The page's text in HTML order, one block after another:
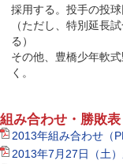
採用する。投手の投
（ただし、特別延長
る）
その他、豊橋少年軟
く。
組み合わせ・勝敗表
2013年組み合わせ（
2013年7月27日（土）